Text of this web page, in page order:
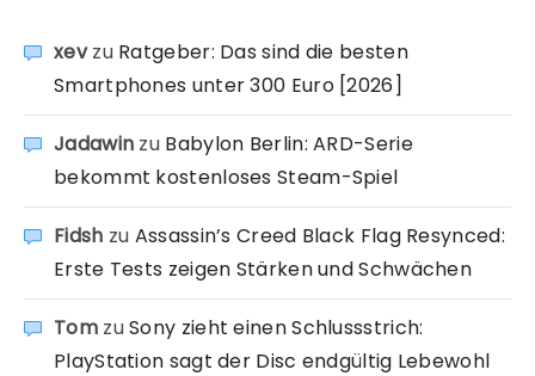
xevzu Ratgeber: Das sind die besten
Smartphones unter 300 Euro [2026]
Jadawin zu Babylon Berlin: ARD-Serie
bekommt kostenloses Steam-Spiel
Fidsh zu Assassin’s Creed Black Flag Resynced:
Erste Tests zeigen Stärken und Schwächen
TomzuSony zieht einen Schlussstrich:
PlayStation sagt der Disc endgültig Lebewohl